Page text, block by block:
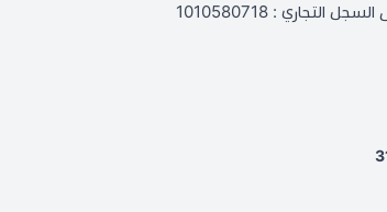
: 1010580718